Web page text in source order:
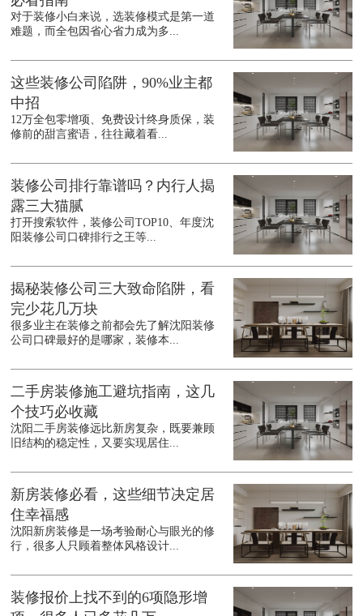
对于装修小白来说，选装修模式是第一道
难题，而全包因省心省力成为多...
这些装修公司陷阱，90%业主都
中招
12万全包零增项、免费设计终身质保，装
修前的甜言蜜语，往往藏着看...
装修公司排行靠谱吗？内行人揭
露三大猫腻
打开搜索软件，装修公司TOP10、年度沈
阳装修公司口碑排行之王等...
揭秘装修公司三大致命陷阱，看
完少花几万块
很多业主在装修之前都会先了解沈阳装修
公司口碑最好的是哪家，装修本...
二手房装修施工避坑指南，这几
个技巧必收藏
沈阳二手房装修远比新房复杂，既要兼顾
旧结构的稳定性，又要实现居住...
新房装修必看，这些细节决定居
住幸福感
沈阳新房装修是一场考验耐心与眼光的修
行，很多人只顾着整体风格设计...
装修报价上找不到的6项隐形增